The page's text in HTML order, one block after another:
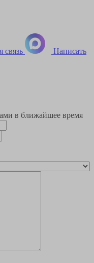
связь Написать
в ближайшее время